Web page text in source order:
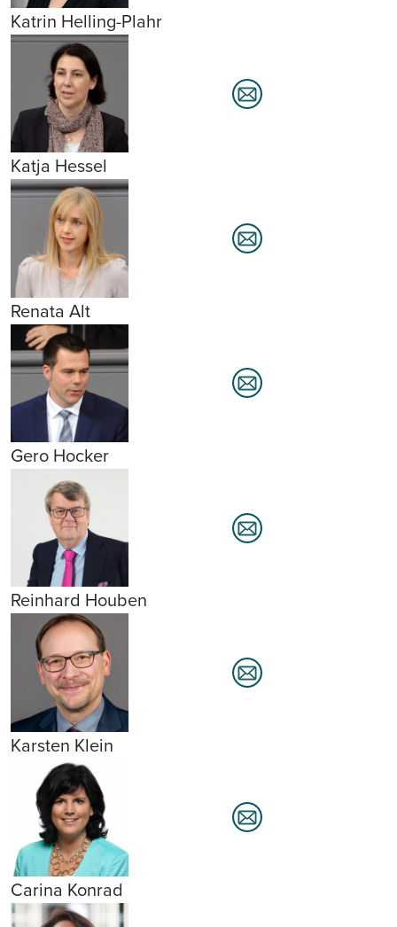
Katrin Helling-Plahr
Katja Hessel
Renata Alt
Gero Hocker
Reinhard Houben
Karsten Klein
Carina Konrad